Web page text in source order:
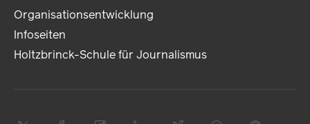
Organisationsentwicklung
Infoseiten
Holtzbrinck-Schule für Journalismus